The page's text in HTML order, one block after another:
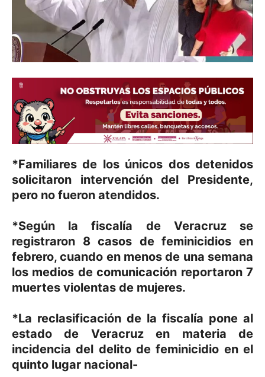
*Familiares de los únicos dos detenidos
solicitaron intervención del Presidente,
pero no fueron atendidos.
*Según la fiscalía de Veracruz se
registraron 8 casos de feminicidios en
febrero, cuando en menos de una semana
los medios de comunicación reportaron 7
muertes violentas de mujeres.
*La reclasificación de la fiscalía pone al
estado de Veracruz en materia de
incidencia del delito de feminicidio en el
quinto lugar nacional-